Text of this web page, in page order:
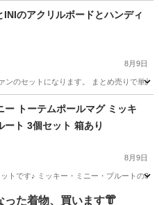
INIのアクリルボードとハンディ
8月9日
ンのセットになります。 まとめ売りで単
ィグッズ アクリル
ー トーテムポールマグ ミッキ
ート 3個セット 箱あり
8月9日
トです♪ ミッキー・ミニー・プルートの3
った着物、買います👘